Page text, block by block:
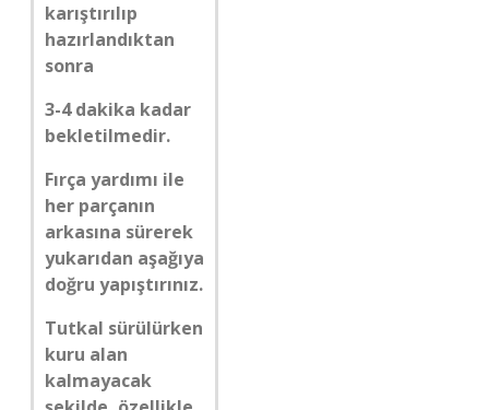
karıştırılıp
hazırlandıktan
sonra
3-4 dakika kadar
bekletilmedir.
Fırça yardımı ile
her parçanın
arkasına sürerek
yukarıdan aşağıya
doğru yapıştırınız.
Tutkal sürülürken
kuru alan
kalmayacak